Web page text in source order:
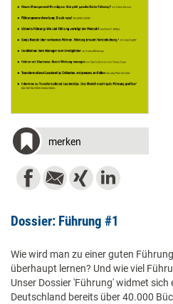
merken
Dossier: Führung #1
Wie wird man zu einer guten
überhaupt lernen? Und wie viel
Unser Dossier 'Führung' widmet sich
Deutschland bereits über 40.000